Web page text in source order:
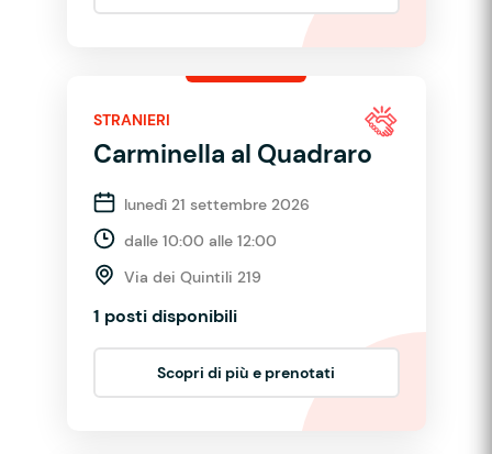
STRANIERI
Carminella al Quadraro
lunedì 21 settembre 2026
dalle 10:00 alle 12:00
Via dei Quintili 219
1 posti disponibili
Scopri di più e prenotati